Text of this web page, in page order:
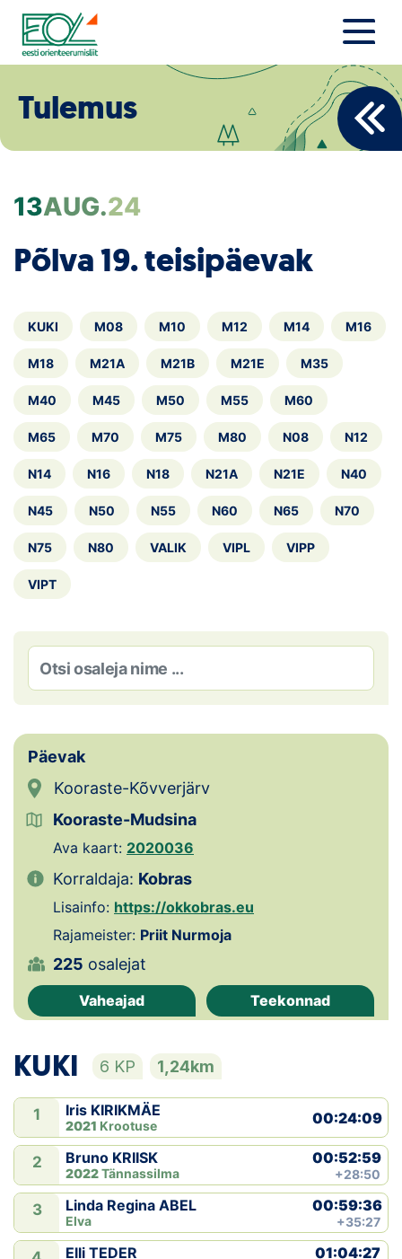
Liigu
sisu
juurde
Estonian Orienteering Federation
Eesti Orienteerumine 100!
Toetamine
Telli litsents!
Noored
Loha
Kontakt
EOL
Galerii
Kaardid
Koondised
Tule klubisse!
Tulemused
Dokumendid
Suletud maastikud
Ajalugu
Koolitused
Tulemus
13AUG.24
Põlva 19. teisipäevak
KUKI M08 M10 M12 M14 M16
M18 M21A M21B M21E M35
M40 M45 M50 M55 M60
M65 M70 M75 M80 N08 N12
N14 N16 N18 N21A N21E N40
N45 N50 N55 N60 N65 N70
N75 N80 VALIK VIPL VIPP
VIPT
Päevak
Kooraste-Kõvverjärv
Kooraste-Mudsina
Ava kaart: 2020036
Korraldaja: Kobras
Lisainfo: https://okkobras.eu
Rajameister: Priit Nurmoja
225 osalejat
Vaheajad Teekonnad
KUKI 6 KP 1,24km
1 Iris KIRIKMÄE
2021 Krootuse 00:24:09
2 Bruno KRIISK
2022Tännassilma
00:52:59
+28:50
3 Linda Regina ABEL
Elva
00:59:36
+35:27
Elli TEDER 01:04:27